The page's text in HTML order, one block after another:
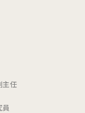
主任